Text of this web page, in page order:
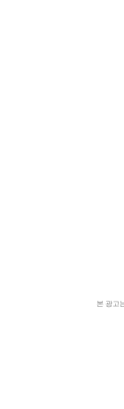
본 광고